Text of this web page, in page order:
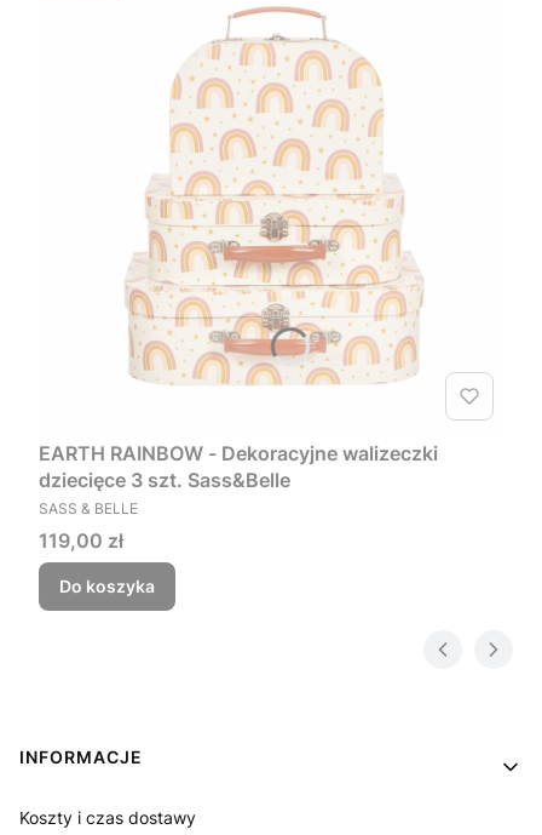
EARTH RAINBOW - Dekoracyjne walizeczki
dziecięce 3 szt. Sass&Belle
PRODUCENT
SASS & BELLE
Cena
119,00 zł
Do koszyka
Linki w stopce
INFORMACJE
Koszty i czas dostawy